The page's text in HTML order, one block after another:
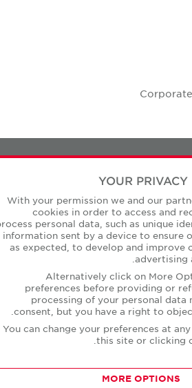
YOUR
With your permission we and our
cookies in order to access and
process personal data, such as unique
information sent by a device to
as expected, to develop and
Alternatively click on More
preferences before providing or
processing of your personal
consent, but you have a right to
You can change your preferences at
this site or
.
MORE OPTIONS